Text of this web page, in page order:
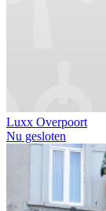
Luxx Overpoort
Nu gesloten